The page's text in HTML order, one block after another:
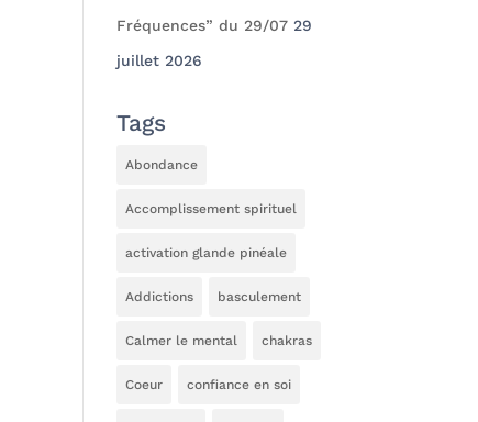
Fréquences” du 29/07 29
juillet 2026
Tags
Abondance
Accomplissement spirituel
activation glande pinéale
Addictions basculement
Calmer le mental chakras
Coeur confiance en soi